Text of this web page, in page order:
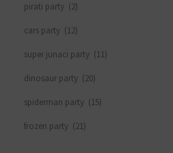
pirati party (2)
cars party (12)
super junaci party (11)
dinosaur party (20)
spiderman party (15)
frozen party (21)